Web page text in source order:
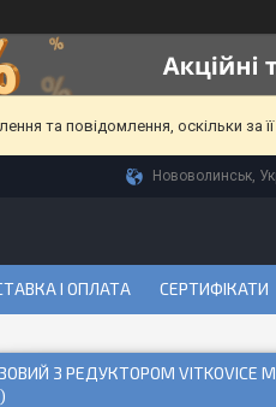
та повідомлення, оскільки за
Нововолинськ,
І ОПЛАТА СЕРТИФІКАТИ
З РЕДУКТОРОМ VITKOVICE